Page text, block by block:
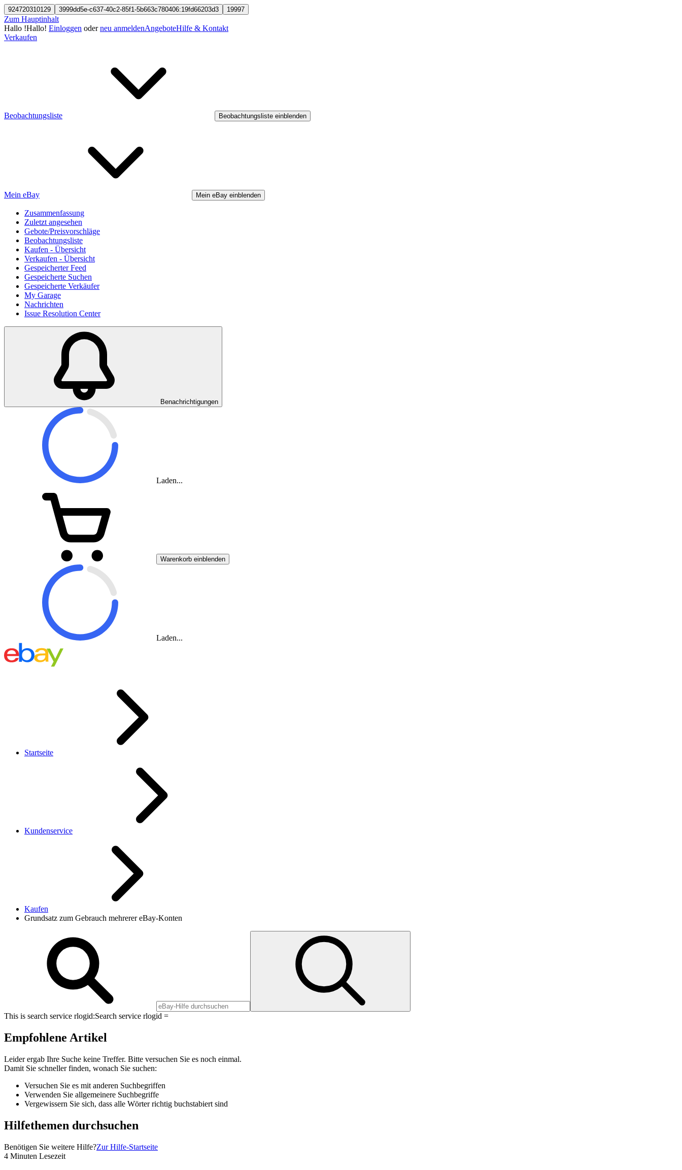
924720310129 3999dd5e-c637-40c2-85f1-5b663c780406:19fd66203d3 19997
Zum Hauptinhalt
Hallo !Hallo! Einloggen oderneu anmeldenAngeboteHilfe & Kontakt
Verkaufen
Beobachtungsliste Beobachtungsliste einblenden
Mein eBay Mein eBay einblenden
Zusammenfassung
Zuletzt angesehen
Gebote/Preisvorschläge
Beobachtungsliste
Kaufen - Übersicht
Verkaufen - Übersicht
Gespeicherter Feed
Gespeicherte Suchen
Gespeicherte Verkäufer
My Garage
Nachrichten
Issue Resolution Center
Benachrichtigungen
Laden...
Warenkorb einblenden
Laden...
Startseite
Kundenservice
Kaufen
Grundsatz zum Gebrauch mehrerer eBay-Konten
This is search service rlogid:Search service rlogid =
Empfohlene Artikel
Leider ergab Ihre Suche keine Treffer. Bitte versuchen Sie es noch einmal.
Damit Sie schneller finden, wonach Sie suchen:
Versuchen Sie es mit anderen Suchbegriffen
Verwenden Sie allgemeinere Suchbegriffe
Vergewissern Sie sich, dass alle Wörter richtig buchstabiert sind
Hilfethemen durchsuchen
Benötigen Sie weitere Hilfe?Zur Hilfe-Startseite
4 Minuten Lesezeit